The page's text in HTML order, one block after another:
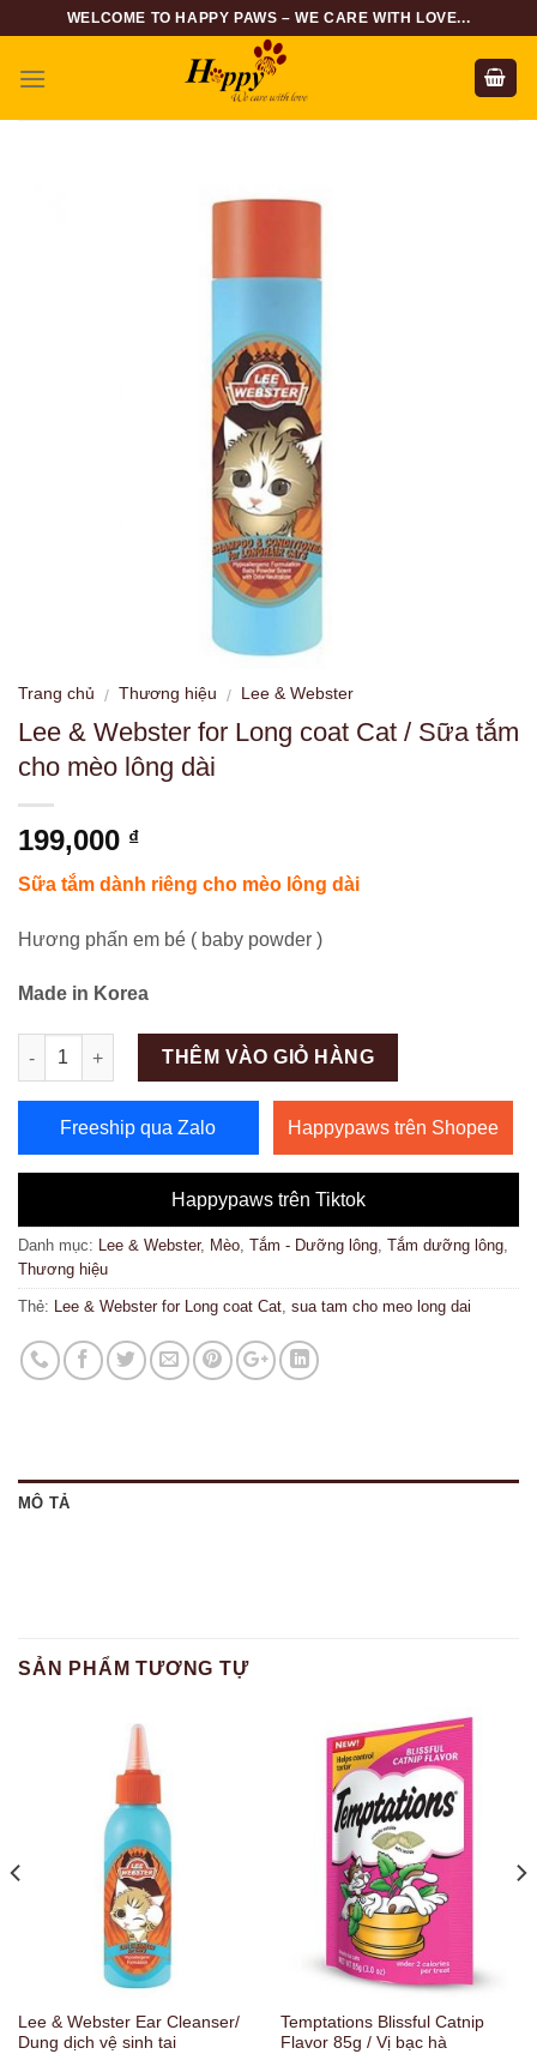
content
WELCOME TO HAPPY PAWS – WE CARE WITH LOVE...
Trang chủ / Thương hiệu / Lee & Webster
Lee & Webster for Long coat Cat / Sữa tắm
cho mèo lông dài
199,000 ₫
Sữa tắm dành riêng cho mèo lông dài
Hương phấn em bé ( baby powder )
Made in Korea
Số lượng
THÊM VÀO GIỎ HÀNG
Freeship qua Zalo Happypaws trên Shopee
Happypaws trên Tiktok
Danh mục: Lee & Webster, Mèo, Tắm - Dưỡng lông, Tắm dưỡng lông,
Thương hiệu
Thẻ: Lee & Webster for Long coat Cat, sua tam cho meo long dai
MÔ TẢ
SẢN PHẨM TƯƠNG TỰ
Lee & Webster Ear Cleanser/
Dung dịch vệ sinh tai
Temptations Blissful Catnip
Flavor 85g / Vị bạc hà